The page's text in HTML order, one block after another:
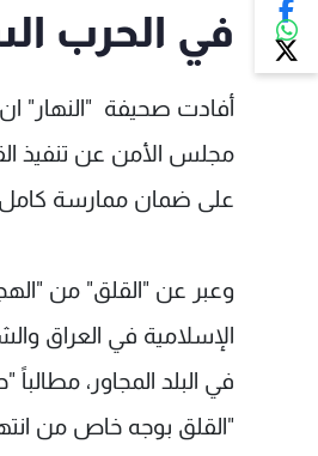
في الحرب
أفادت صحيفة "النهار"
على ضمان ممارسة
وعبر عن "القلق" من
الإسلامية في العراق
في البلد المجاور،
"القلق بوجه خاص من